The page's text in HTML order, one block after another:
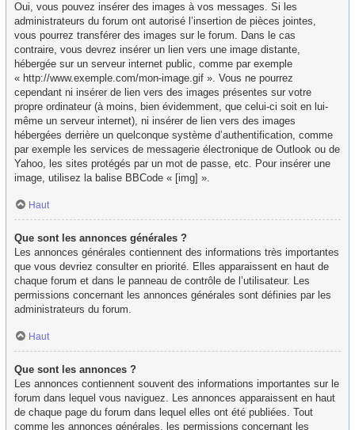
Oui, vous pouvez insérer des images à vos messages. Si les
administrateurs du forum ont autorisé l’insertion de pièces jointes,
vous pourrez transférer des images sur le forum. Dans le cas
contraire, vous devrez insérer un lien vers une image distante,
hébergée sur un serveur internet public, comme par exemple
« http://www.exemple.com/mon-image.gif ». Vous ne pourrez
cependant ni insérer de lien vers des images présentes sur votre
propre ordinateur (à moins, bien évidemment, que celui-ci soit en lui-
même un serveur internet), ni insérer de lien vers des images
hébergées derrière un quelconque système d’authentification, comme
par exemple les services de messagerie électronique de Outlook ou de
Yahoo, les sites protégés par un mot de passe, etc. Pour insérer une
image, utilisez la balise BBCode « [img] ».
Haut
Que sont les annonces générales ?
Les annonces générales contiennent des informations très importantes
que vous devriez consulter en priorité. Elles apparaissent en haut de
chaque forum et dans le panneau de contrôle de l’utilisateur. Les
permissions concernant les annonces générales sont définies par les
administrateurs du forum.
Haut
Que sont les annonces ?
Les annonces contiennent souvent des informations importantes sur le
forum dans lequel vous naviguez. Les annonces apparaissent en haut
de chaque page du forum dans lequel elles ont été publiées. Tout
comme les annonces générales, les permissions concernant les